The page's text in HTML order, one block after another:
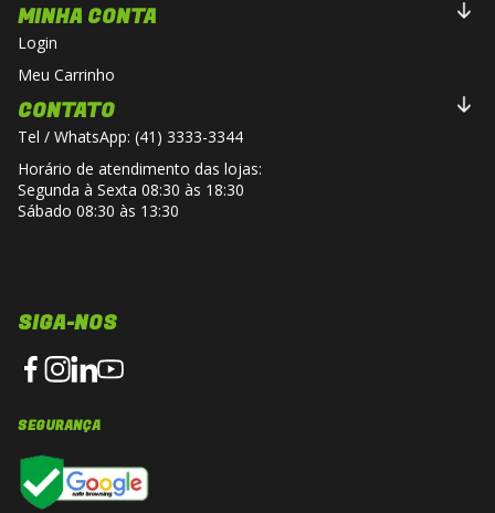
MINHA CONTA
Login
Meu Carrinho
CONTATO
Tel / WhatsApp: (41) 3333-3344
Horário de atendimento das lojas:
Segunda à Sexta 08:30 às 18:30
Sábado 08:30 às 13:30
SIGA-NOS
SEGURANÇA